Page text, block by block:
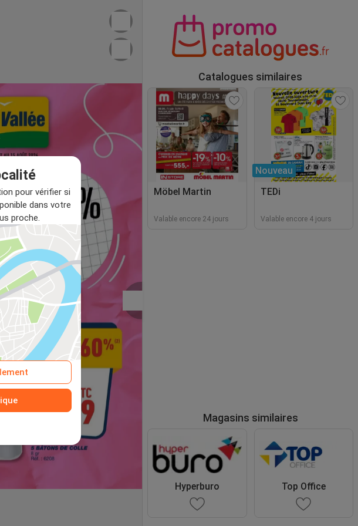
pour vérifier si
dans votre
proche.
Catalogues similaires
Möbel Martin
Valable encore 24 jours
Nouveau
TEDi
Valable encore 4 jours
Magasins similaires
Hyperburo Top Office